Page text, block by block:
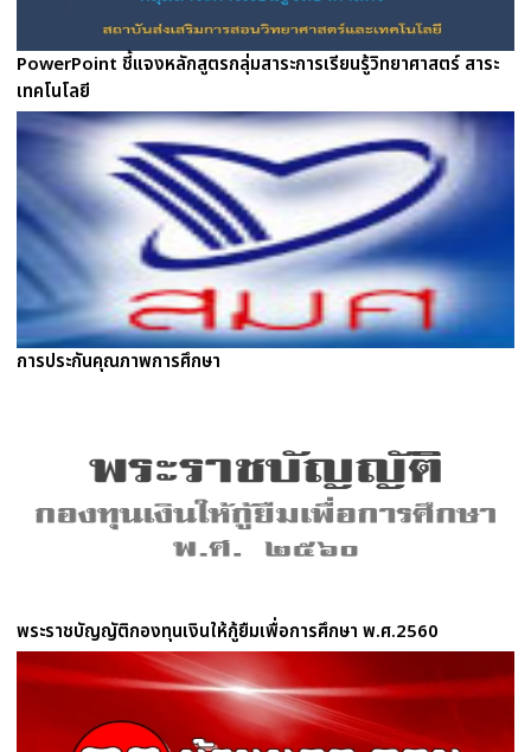
PowerPoint ชี้แจงหลักสูตรกลุ่มสาระการเรียนรู้วิทยาศาสตร์ สาระ
เทคโนโลยี
การประกันคุณภาพการศึกษา
พระราชบัญญัติกองทุนเงินให้กู้ยืมเพื่อการศึกษา พ.ศ.2560